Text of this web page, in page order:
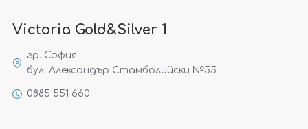
Victoria Gold&Silver 1
гр. София
бул. Александър Стамболийски №55
0885 551 660